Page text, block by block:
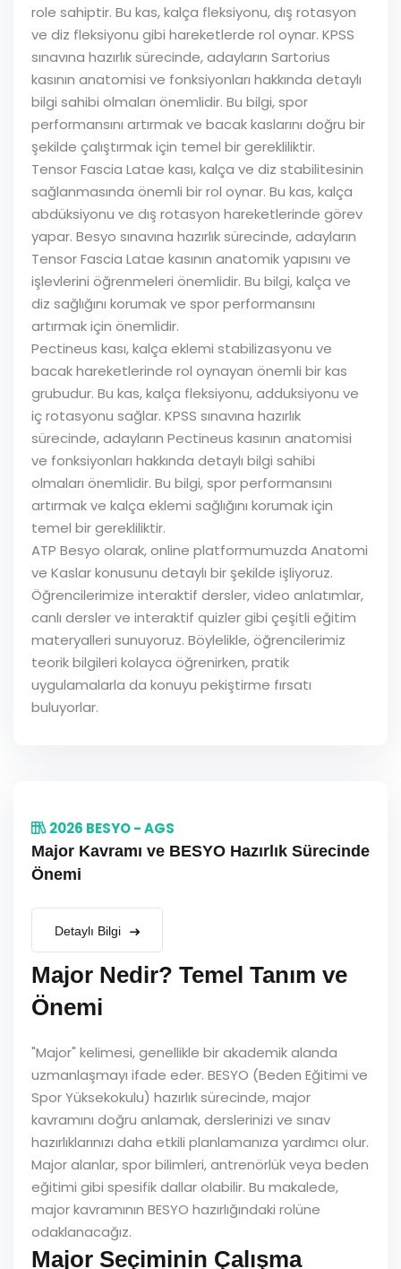
role sahiptir. Bu kas, kalça fleksiyonu, dış rotasyon
ve diz fleksiyonu gibi hareketlerde rol oynar. KPSS
sınavına hazırlık sürecinde, adayların Sartorius
kasının anatomisi ve fonksiyonları hakkında detaylı
bilgi sahibi olmaları önemlidir. Bu bilgi, spor
performansını artırmak ve bacak kaslarını doğru bir
şekilde çalıştırmak için temel bir gerekliliktir.
Tensor Fascia Latae kası, kalça ve diz stabilitesinin
sağlanmasında önemli bir rol oynar. Bu kas, kalça
abdüksiyonu ve dış rotasyon hareketlerinde görev
yapar. Besyo sınavına hazırlık sürecinde, adayların
Tensor Fascia Latae kasının anatomik yapısını ve
işlevlerini öğrenmeleri önemlidir. Bu bilgi, kalça ve
diz sağlığını korumak ve spor performansını
artırmak için önemlidir.
Pectineus kası, kalça eklemi stabilizasyonu ve
bacak hareketlerinde rol oynayan önemli bir kas
grubudur. Bu kas, kalça fleksiyonu, adduksiyonu ve
iç rotasyonu sağlar. KPSS sınavına hazırlık
sürecinde, adayların Pectineus kasının anatomisi
ve fonksiyonları hakkında detaylı bilgi sahibi
olmaları önemlidir. Bu bilgi, spor performansını
artırmak ve kalça eklemi sağlığını korumak için
temel bir gerekliliktir.
ATP Besyo olarak, online platformumuzda Anatomi
ve Kaslar konusunu detaylı bir şekilde işliyoruz.
Öğrencilerimize interaktif dersler, video anlatımlar,
canlı dersler ve interaktif quizler gibi çeşitli eğitim
materyalleri sunuyoruz. Böylelikle, öğrencilerimiz
teorik bilgileri kolayca öğrenirken, pratik
uygulamalarla da konuyu pekiştirme fırsatı
buluyorlar.
2026 BESYO - AGS
Major Kavramı ve BESYO Hazırlık Sürecinde
Önemi
Detaylı Bilgi
Major Nedir? Temel Tanım ve
Önemi
"Major" kelimesi, genellikle bir akademik alanda
uzmanlaşmayı ifade eder. BESYO (Beden Eğitimi ve
Spor Yüksekokulu) hazırlık sürecinde, major
kavramını doğru anlamak, derslerinizi ve sınav
hazırlıklarınızı daha etkili planlamanıza yardımcı olur.
Major alanlar, spor bilimleri, antrenörlük veya beden
eğitimi gibi spesifik dallar olabilir. Bu makalede,
major kavramının BESYO hazırlığındaki rolüne
odaklanacağız.
Major Seçiminin Çalışma